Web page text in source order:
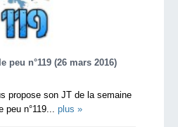
peu n°119 (26 mars 2016)
propose son JT de la semaine
peu n°119... plus »